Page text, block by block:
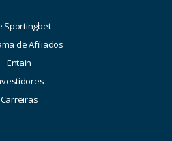
Sportingbet
de Afiliados
Entain
Carreiras